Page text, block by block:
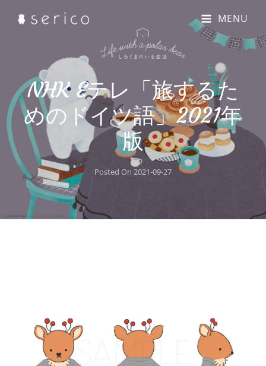
MENU
NHK Eテレ「旅するた
めのドイツ語」2021年
版
Posted On 2021-09-27